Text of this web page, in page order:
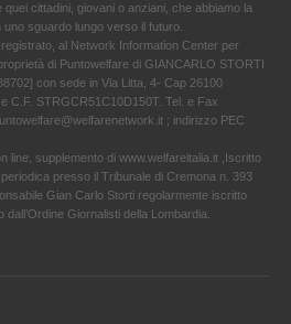
cittadini, giovani o anziani, che abbiamo la
sguardo lungo verso il futuro.
al Network Information Center per
di Puntowelfare di GIANCARLO STORTI
con sede in Via Litta, 4- Cap 26100
C.F. STRGCR51C10D150T. Tel. e Fax
; indirizzo PEC
line, supplemento di www.welfareitalia.it ,Iscritto
presso il Tribunale di Cremona n. 393
Gian Carlo Storti regolarmente iscritto
dall’Ordine Giornalisti della Lombardia.